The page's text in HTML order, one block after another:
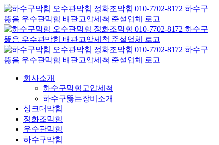
콘
텐
츠
로
건
너
회사소개
하수구막힘고압세척
하수구뚫는장비소개
싱크대막힘
정화조막힘
우수관막힘
하수구막힘